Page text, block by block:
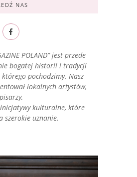
NAS
POLAND” jest przede
bogatej historii i tradycji
którego pochodzimy. Nasz
lokalnych artystów,
pisarzy,
kulturalne, które
szerokie uznanie.